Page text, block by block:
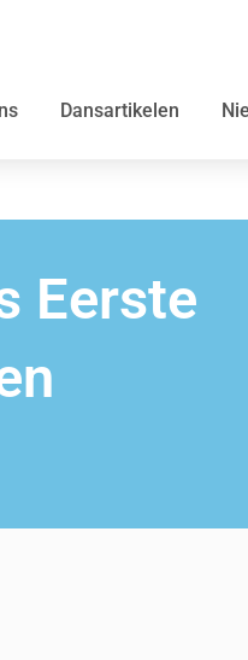
Dansartikelen
Eerste